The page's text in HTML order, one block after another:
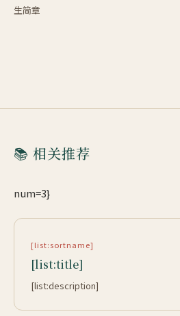
生简章
📚 相关推荐
num=3}
[list:sortname]
[list:title]
[list:description]